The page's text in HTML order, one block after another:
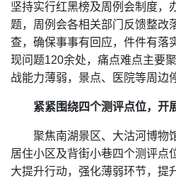
坚持实行红黑榜及周例会制度，
题，周例会各相关部门反馈整改
查，确保事事有回应，件件有落
现问题120余处，痛点难点主要
战能力薄弱，景点、医院等周边
紧紧围绕四个测评点位，开
聚焦南湖景区、大沽河博物
居住小区及背街小巷四个测评点
大提升行动，强化薄弱环节，提